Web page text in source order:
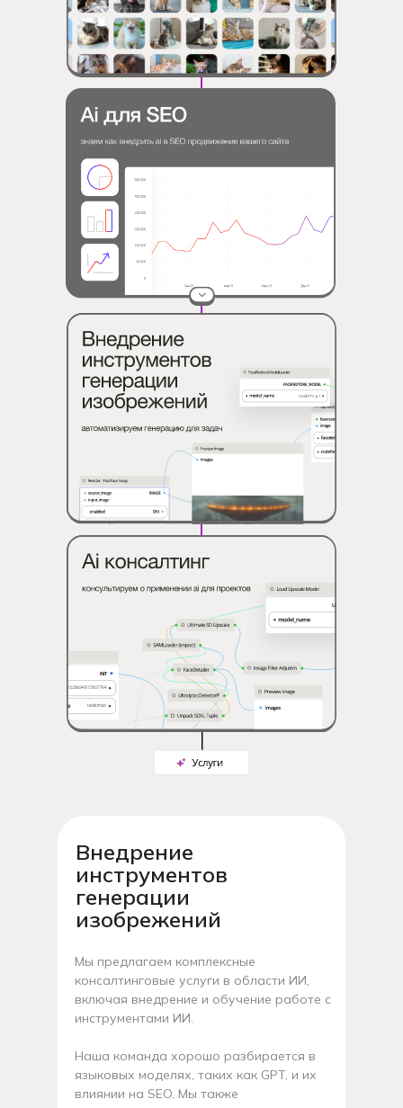
Внедрение
инструментов
генерации
изобрежений
Мы предлагаем комплексные
консалтинговые услуги в области ИИ,
включая внедрение и обучение работе с
инструментами ИИ.
Наша команда хорошо разбирается в
языковых моделях, таких как GPT, и их
влиянии на SEO. Мы также